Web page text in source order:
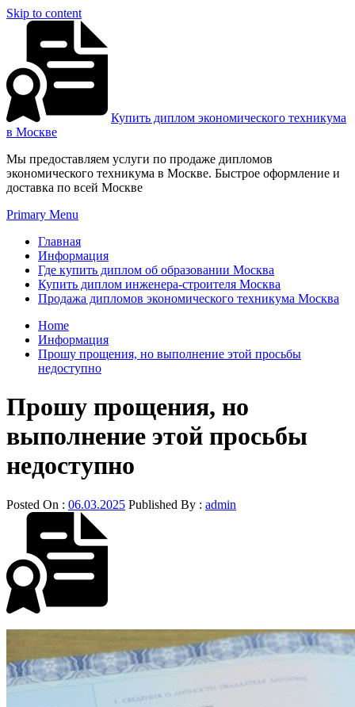
Skip to content
Купить диплом экономического техникума
в Москве
Мы предоставляем услуги по продаже дипломов
экономического техникума в Москве. Быстрое оформление и
доставка по всей Москве
Primary Menu
Главная
Информация
Где купить диплом об образовании Москва
Купить диплом инженера-строителя Москва
Продажа дипломов экономического техникума Москва
Home
Информация
Прошу прощения, но выполнение этой просьбы
недоступно
Прошу прощения, но
выполнение этой просьбы
недоступно
Posted On : 06.03.2025 Published By : admin